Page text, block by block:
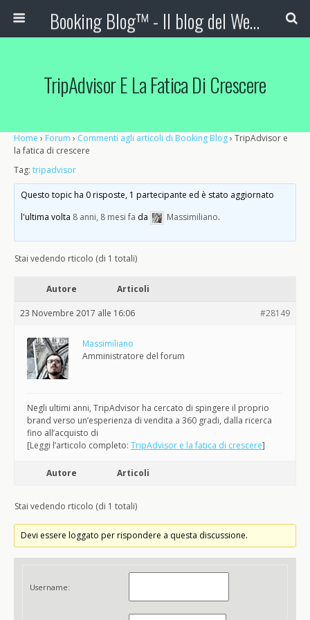
Booking Blog™ - Il blog del Web Marketing Turistico
TripAdvisor E La Fatica Di Crescere
Home › Forum › Commenti agli articoli di Booking Blog› TripAdvisor e
la fatica di crescere
Tag: tripadvisor
Questo topic ha 0 risposte, 1 partecipante ed è stato aggiornato
l'ultima volta 8 anni, 8 mesi fa da Massimiliano.
Stai vedendo rticolo (di 1 totali)
Autore Articoli
23 Novembre 2017 alle 16:06 #28149
Massimiliano
Amministratore del forum
Negli ultimi anni, TripAdvisor ha cercato di spingere il proprio
brand verso un’esperienza di vendita a 360 gradi, dalla ricerca
fino all’acquisto di
[Leggi l’articolo completo: TripAdvisor e la fatica di crescere]
Autore Articoli
Stai vedendo rticolo (di 1 totali)
Devi essere loggato per rispondere a questa discussione.
Username: